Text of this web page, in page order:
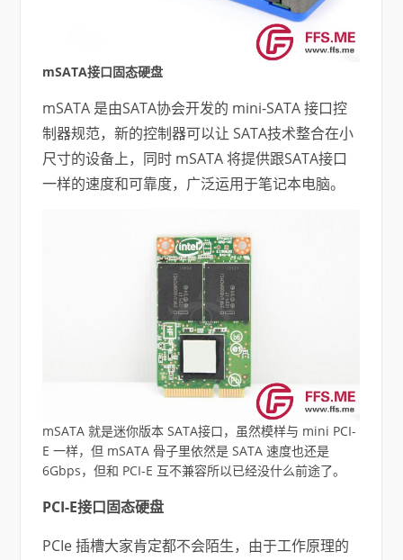
mSATA接口固态硬盘
mSATA 是由SATA协会开发的 mini-SATA 接口控
制器规范，新的控制器可以让 SATA技术整合在小
尺寸的设备上，同时 mSATA 将提供跟SATA接口
一样的速度和可靠度，广泛运用于笔记本电脑。
mSATA 就是迷你版本 SATA接口，虽然模样与 mini PCI-
E 一样，但 mSATA 骨子里依然是 SATA 速度也还是
6Gbps，但和 PCI-E 互不兼容所以已经没什么前途了。
PCI-E接口固态硬盘
PCIe 插槽大家肯定都不会陌生，由于工作原理的